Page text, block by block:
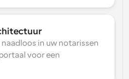
in uw notarissen
voor een